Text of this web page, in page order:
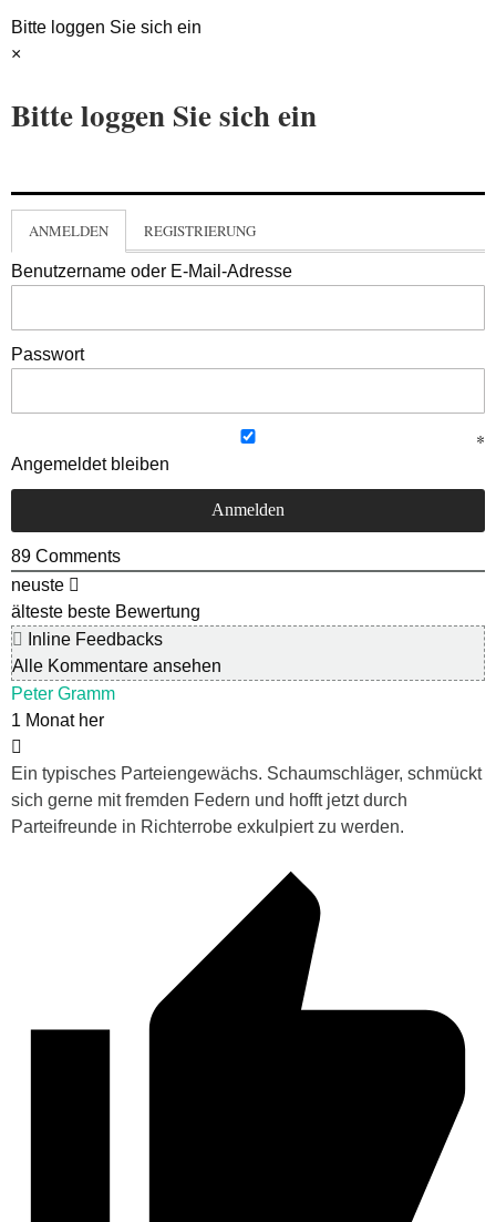
Bitte loggen Sie sich ein
×
Bitte loggen Sie sich ein
ANMELDEN REGISTRIERUNG
Benutzername oder E-Mail-Adresse
Passwort
Angemeldet bleiben
89 Comments
neuste
älteste beste Bewertung
Inline Feedbacks
Alle Kommentare ansehen
Peter Gramm
1 Monat her
Ein typisches Parteiengewächs. Schaumschläger, schmückt
sich gerne mit fremden Federn und hofft jetzt durch
Parteifreunde in Richterrobe exkulpiert zu werden.